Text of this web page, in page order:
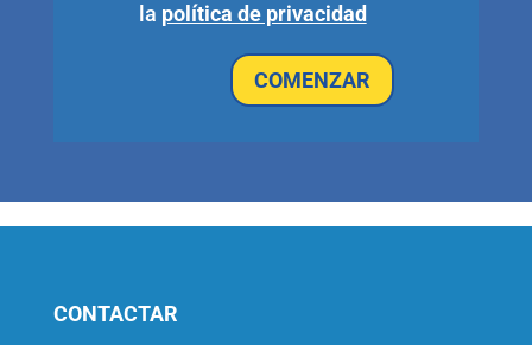
la política de privacidad
COMENZAR
CONTACTAR